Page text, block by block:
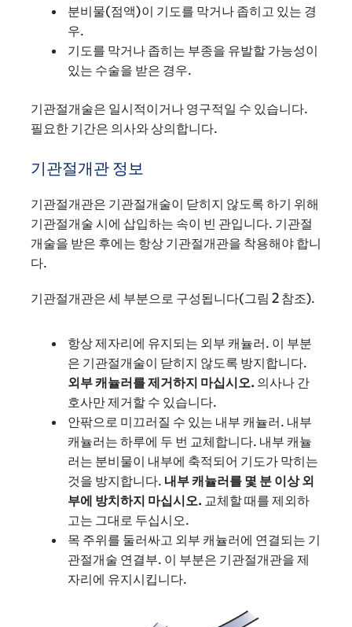
분비물(점액)이 기도를 막거나 좁히고 있는 경
우.
기도를 막거나 좁히는 부종을 유발할 가능성이
있는 수술을 받은 경우.
기관절개술은 일시적이거나 영구적일 수 있습니다.
필요한 기간은 의사와 상의합니다.
기관절개관 정보
기관절개관은 기관절개술이 닫히지 않도록 하기 위해
기관절개술 시에 삽입하는 속이 빈 관입니다. 기관절
개술을 받은 후에는 항상 기관절개관을 착용해야 합니
다.
기관절개관은 세 부분으로 구성됩니다(그림 2 참조).
항상 제자리에 유지되는 외부 캐뉼러. 이 부분
은 기관절개술이 닫히지 않도록 방지합니다.
외부 캐뉼러를 제거하지 마십시오. 의사나 간
호사만 제거할 수 있습니다.
안팎으로 미끄러질 수 있는 내부 캐뉼러. 내부
캐뉼러는 하루에 두 번 교체합니다. 내부 캐뉼
러는 분비물이 내부에 축적되어 기도가 막히는
것을 방지합니다. 내부 캐뉼러를 몇 분 이상 외
부에 방치하지 마십시오. 교체할 때를 제외하
고는 그대로 두십시오.
목 주위를 둘러싸고 외부 캐뉼러에 연결되는 기
관절개술 연결부. 이 부분은 기관절개관을 제
자리에 유지시킵니다.